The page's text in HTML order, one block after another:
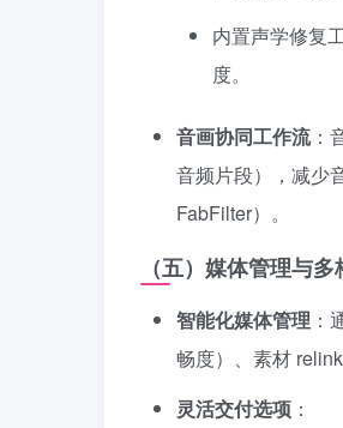
内置声学修复
度。
音画协同工作流：
音频片段），减少
FabFilter）。
（五）媒体管理与
智能化媒体管理 ：
畅度）、素材
灵活交付选项 ：